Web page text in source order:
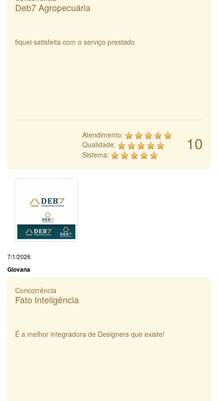
Deb7 Agropecuária
fiquei satisfeita com o serviço prestado
10
Atendimento:
Qualidade:
Sistema:
7/1/2026
Giovana
Concorrência
Fato Inteligência
É a melhor integradora de Designers que existe!